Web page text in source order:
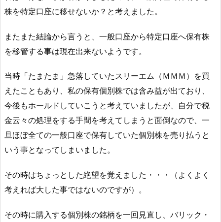
株を特定口座に移せないか？と考えました。
またまた結論から言うと、一般口座から特定口座へ保有株
を移管する事は現在出来ないようです。
当時「たまたま」急落していたスリーエム（ＭＭＭ）を買
えたこともあり、私の保有個別株では含み益が出ており、
今後もホールドしていこうと考えていましたが、自分で税
金云々の処理をする手間を考えてしまうと面倒なので、一
旦ほぼ全ての一般口座で保有していた個別株を売り払うと
いう事となってしまいました。
その時はちょっとした絶望を覚えました・・・（よくよく
考えれば大した事ではないのですが）。
その時に購入する個別株の銘柄を一回見直し、バリック・